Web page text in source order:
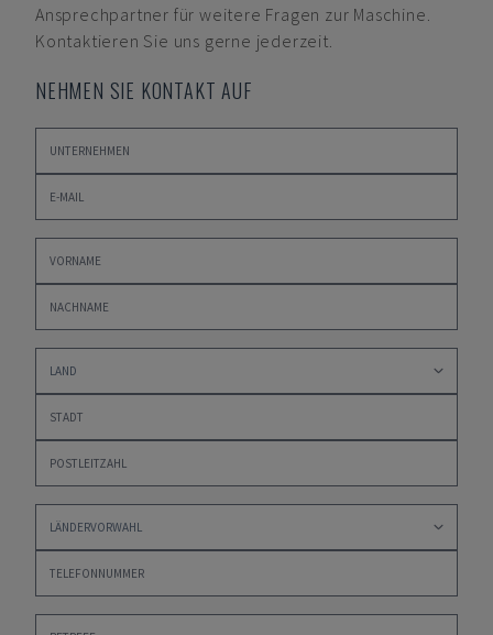
Ansprechpartner für weitere Fragen zur Maschine.
Kontaktieren Sie uns gerne jederzeit.
NEHMEN SIE KONTAKT AUF